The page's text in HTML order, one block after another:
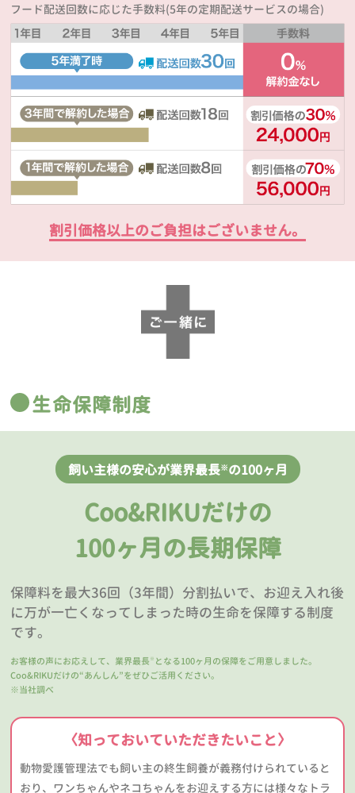
フード配送回数に応じた手数料(5年の定期配送サービスの場合)
割引価格以上のご負担はございません。
生命保障制度
飼い主様の安心が業界最長※の100ヶ月
Coo&RIKUだけの
100ヶ月の長期保障
保障料を最大36回（3年間）分割払いで、お迎え入れ後
に万が一亡くなってしまった時の生命を保障する制度
です。
お客様の声にお応えして、業界最長 ※ となる100ヶ月の保障をご用意しました。
Coo&RIKUだけの“あんしん”をぜひご活用ください。
※当社調べ
〈知っておいていただきたいこと〉
動物愛護管理法でも飼い主の終生飼養が義務付けられていると
おり、ワンちゃんやネコちゃんをお迎えする方には様々なトラ